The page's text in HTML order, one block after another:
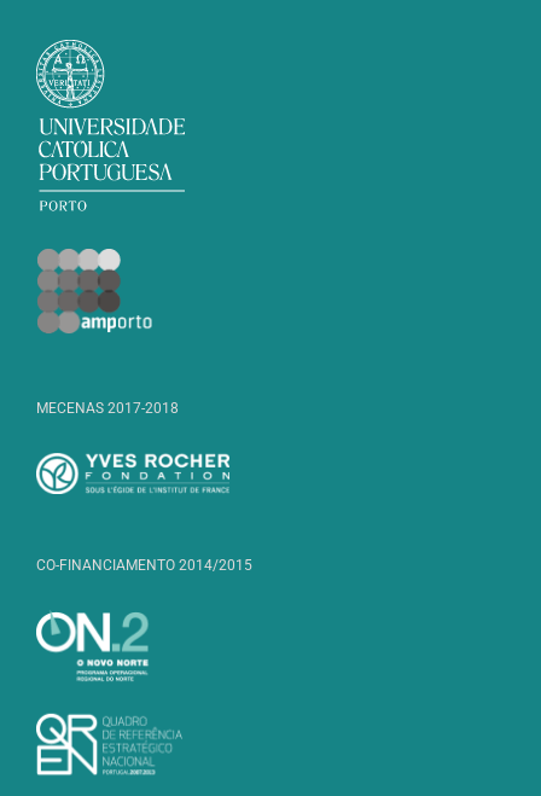
MECENAS 2017-2018
CO-FINANCIAMENTO 2014/2015